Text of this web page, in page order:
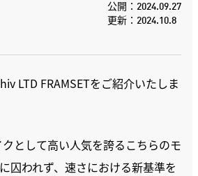
公開：2024.09.27
更新：2024.10.8
LTD FRAMSETをご紹介いたしま
として高い人気を誇るこちらのモ
囚われず、速さにおける新基準を